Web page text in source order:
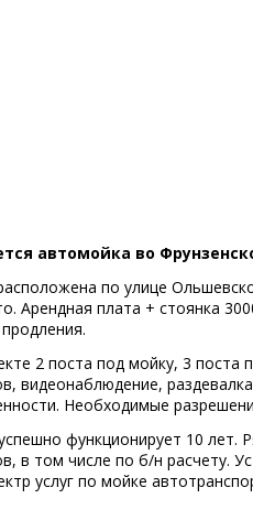
автомойка во
по улице
Арендная плата + стоянка
2 поста под мойку, 3 поста
видеонаблюдение,
Необходимые
функционирует 10
в том числе по б/н расчету.
услуг по мойке